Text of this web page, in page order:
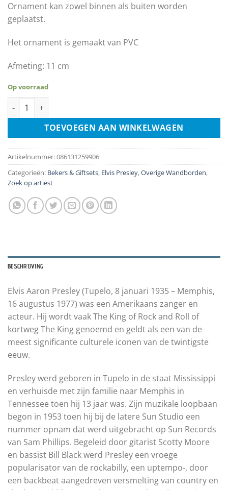
Ornament kan zowel binnen als buiten worden
geplaatst.
Het ornament is gemaakt van PVC
Afmeting: 11 cm
Op voorraad
Elvis Presley - In Blue Suit aantal
TOEVOEGEN AAN WINKELWAGEN
Artikelnummer:086131259906
Categorieën: Bekers & Giftsets, Elvis Presley,Overige Wandborden,
Zoek op artiest
BESCHRIJVING
Elvis Aaron Presley (Tupelo, 8 januari 1935 – Memphis,
16 augustus 1977) was een Amerikaans zanger en
acteur. Hij wordt vaak The King of Rock and Roll of
kortweg The King genoemd en geldt als een van de
meest significante culturele iconen van de twintigste
eeuw.
Presley werd geboren in Tupelo in de staat Mississippi
en verhuisde met zijn familie naar Memphis in
Tennessee toen hij 13 jaar was. Zijn muzikale loopbaan
begon in 1953 toen hij bij de latere Sun Studio een
nummer opnam dat werd uitgebracht op Sun Records
van Sam Phillips. Begeleid door gitarist Scotty Moore
en bassist Bill Black werd Presley een vroege
popularisator van de rockabilly, een uptempo-, door
een backbeat aangedreven versmelting van country en